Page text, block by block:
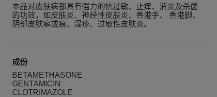
本品对皮肤病都具有强力的抗过敏、止痒、消炎及杀菌
的功效，如皮肤炎、神经性皮肤炎、香港手、 香港脚、
阴部皮肤癣或痕、湿疹、过敏性皮肤炎。
成份
BETAMETHASONE
GENTAMICIN
CLOTRIMAZOLE